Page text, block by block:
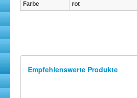
Farbe
rot
Empfehlenswerte Produkte